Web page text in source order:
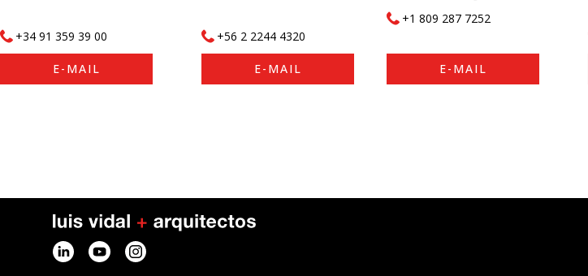
+34 91 359 39 00
E-MAIL
+56 2 2244 4320
E-MAIL
+1 809 287 7252
E-MAIL